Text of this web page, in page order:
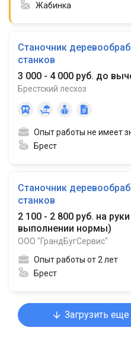
Жабинка
Станочник
станков
3 000 - 4 000 руб. до
Брестский лесхоз
Опыт работы не имеет
Брест
Станочник
станков
2 100 - 2 800 руб. на руки
выполнении нормы)
ООО "ГрандБугСервис"
Опыт работы от 2 лет
Брест
Загрузить